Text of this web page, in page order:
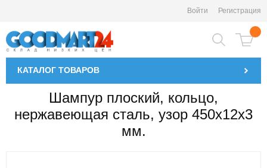
Войти Регистрация
КАТАЛОГ ТОВАРОВ
Шампур плоский, кольцо,
нержавеющая сталь, узор 450х12х3
мм.